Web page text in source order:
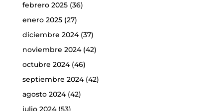
febrero 2025(36)
enero 2025(27)
diciembre 2024(37)
noviembre 2024(42)
octubre 2024(46)
septiembre 2024(42)
agosto 2024(42)
julio 2024(53)